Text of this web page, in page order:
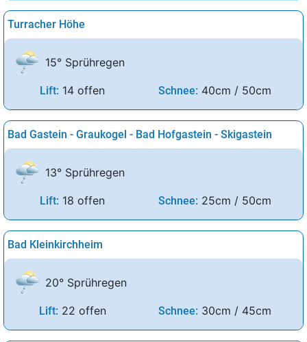
Turracher Höhe
15° Sprühregen
Lift: 14 offen Schnee: 40cm / 50cm
Bad Gastein - Graukogel - Bad Hofgastein - Skigastein
13° Sprühregen
Lift: 18 offen Schnee: 25cm / 50cm
Bad Kleinkirchheim
20° Sprühregen
Lift: 22 offen Schnee: 30cm / 45cm